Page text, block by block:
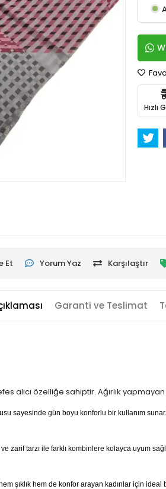
Hızlı
Et Yorum Yaz Karşılaştır
Garanti ve Teslimat
alıcı özelliğe sahiptir. Ağırlık
sayesinde gün boyu konforlu bir kullanım
zarif tarzı ile farklı kombinlere kolayca uyum
şıklık hem de konfor arayan kadınlar için ideal